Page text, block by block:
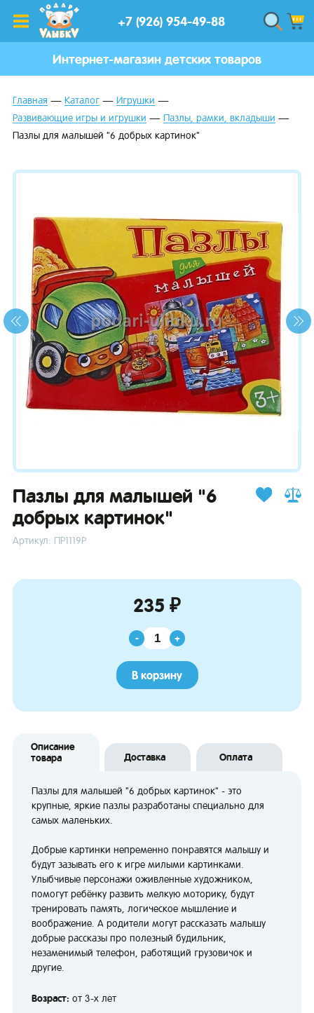
+7 (926) 954-49-88
Интернет-магазин детских товаров
Главная Каталог
Игрушки
Развивающие игры и игрушки
Пазлы, рамки, вкладыши
Пазлы для малышей "6 добрых картинок"
Пазлы для малышей "6
добрых картинок"
Артикул: ПР1119Р
235 ₽
- +
В корзину
Описание
товара
Доставка Оплата
Пазлы для малышей "6 добрых картинок" - это
крупные, яркие пазлы разработаны специально для
самых маленьких.
Добрые картинки непременно понравятся малышу и
будут зазывать его к игре милыми картинками.
Улыбчивые персонажи оживленные художником,
помогут ребёнку развить мелкую моторику, будут
тренировать память, логическое мышление и
воображение. А родители могут рассказать малышу
добрые рассказы про полезный будильник,
незаменимый телефон, работящий грузовичок и
другие.
Возраст: от 3-х лет